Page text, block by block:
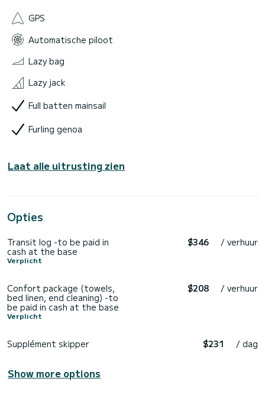
GPS
Automatische piloot
Lazy bag
Lazy jack
Full batten mainsail
Furling genoa
Laat alle uitrusting zien
Opties
Transit log -to be paid in
cash at the base
Verplicht
$346 / verhuur
Confort package (towels,
bed linen, end cleaning) -to
be paid in cash at the base
Verplicht
$208 / verhuur
Supplément skipper $231 / dag
Show more options